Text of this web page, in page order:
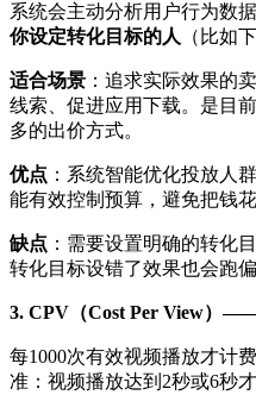
系统会主动分析用户行为数据
你设定转化目标的人
（比如
适合场景 ：追求实际效果的
线索、促进应用下载。是目
多的出价方式。
优点 ：系统智能优化投放人
能有效控制预算，避免把钱
缺点 ：需要设置明确的转化
转化目标设错了效果也会跑偏
3. CPV（Cost Per View）
每1000次有效视频播放才计
准：视频播放达到2秒或6秒